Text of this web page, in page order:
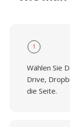
1
Wählen Sie
Drive,
die Seite.